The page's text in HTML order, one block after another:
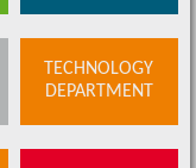
TECHNOLOGY
DEPARTMENT